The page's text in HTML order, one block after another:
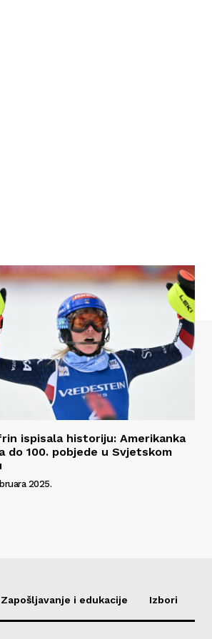
ispisala historiju: Amerikanka
do 100. pobjede u Svjetskom
2025.
Zapošljavanje i edukacije Izbori